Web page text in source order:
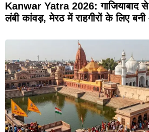
Kanwar Yatra 2026: गाजियाबाद
लंबी कांवड़, मेरठ में राहगीरों के लिए